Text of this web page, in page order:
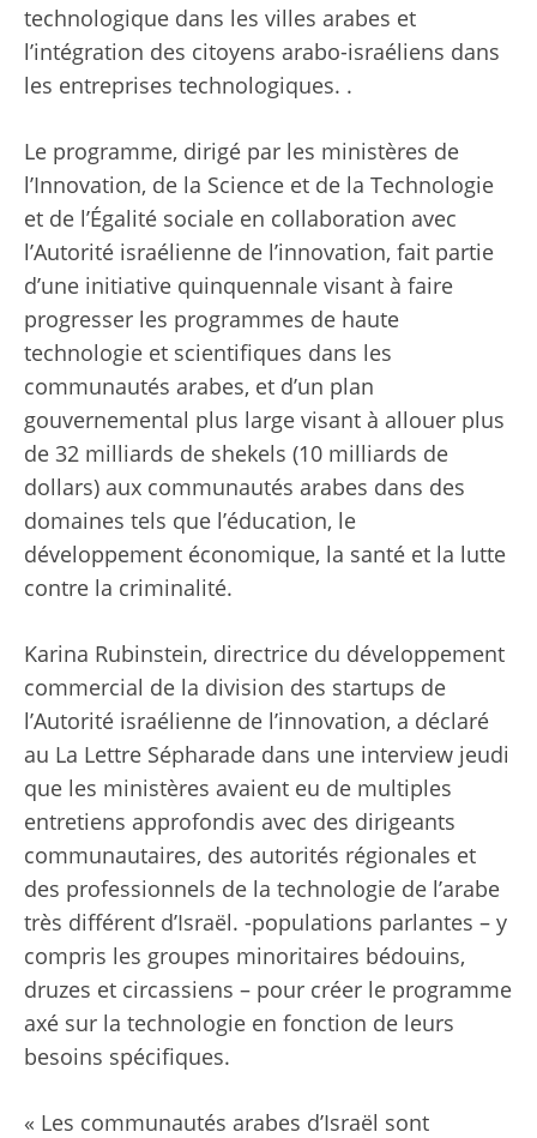
technologique dans les villes arabes et
l’intégration des citoyens arabo-israéliens dans
les entreprises technologiques. .
Le programme, dirigé par les ministères de
l’Innovation, de la Science et de la Technologie
et de l’Égalité sociale en collaboration avec
l’Autorité israélienne de l’innovation, fait partie
d’une initiative quinquennale visant à faire
progresser les programmes de haute
technologie et scientifiques dans les
communautés arabes, et d’un plan
gouvernemental plus large visant à allouer plus
de 32 milliards de shekels (10 milliards de
dollars) aux communautés arabes dans des
domaines tels que l’éducation, le
développement économique, la santé et la lutte
contre la criminalité.
Karina Rubinstein, directrice du développement
commercial de la division des startups de
l’Autorité israélienne de l’innovation, a déclaré
au La Lettre Sépharade dans une interview jeudi
que les ministères avaient eu de multiples
entretiens approfondis avec des dirigeants
communautaires, des autorités régionales et
des professionnels de la technologie de l’arabe
très différent d’Israël. -populations parlantes – y
compris les groupes minoritaires bédouins,
druzes et circassiens – pour créer le programme
axé sur la technologie en fonction de leurs
besoins spécifiques.
« Les communautés arabes d’Israël sont